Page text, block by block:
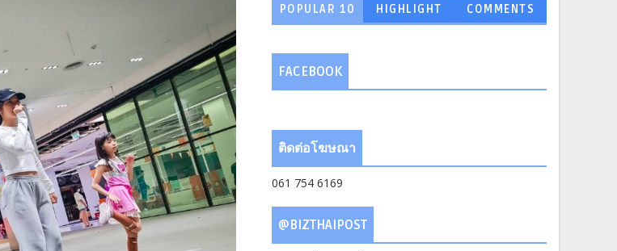
POPULAR 10 HIGHLIGHT COMMENTS
FACEBOOK
ติดต่อโฆษณา
061 754 6169
@BIZTHAIPOST